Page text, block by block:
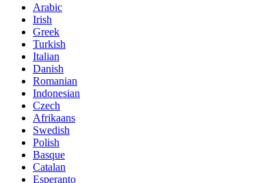
Arabic
Irish
Greek
Turkish
Italian
Danish
Romanian
Indonesian
Czech
Afrikaans
Swedish
Polish
Basque
Catalan
Esperanto